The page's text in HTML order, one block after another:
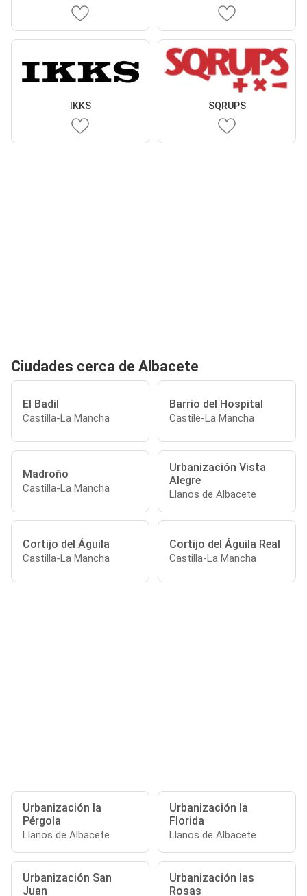
IKKS SQRUPS
Ciudades cerca de Albacete
El Badil
Castilla-La Mancha
Barrio del Hospital
Castile-La Mancha
Madroño
Castilla-La Mancha
Urbanización Vista
Alegre
Llanos de Albacete
Cortijo del Águila
Castilla-La Mancha
Cortijo del Águila Real
Castilla-La Mancha
Urbanización la
Pérgola
Llanos de Albacete
Urbanización la
Florida
Llanos de Albacete
Urbanización San
Juan
Urbanización las
Rosas